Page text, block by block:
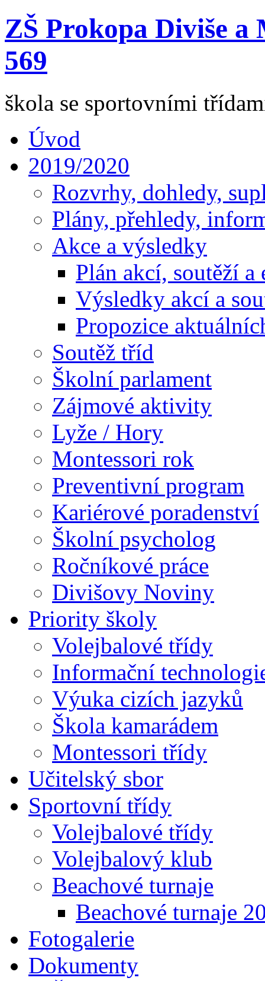
ZŠ Prokopa Diviše
569
škola se sportovními
Úvod
2019/2020
Rozvrhy, dohledy,
Plány, přehledy,
Akce a výsledky
Plán akcí, soutěží a
Výsledky akcí a
Propozice
Soutěž tříd
Školní parlament
Zájmové aktivity
Lyže / Hory
Montessori rok
Preventivní program
Kariérové poradenství
Školní psycholog
Ročníkové práce
Divišovy Noviny
Priority školy
Volejbalové třídy
Informační
Výuka cizích jazyků
Škola kamarádem
Montessori třídy
Učitelský sbor
Sportovní třídy
Volejbalové třídy
Volejbalový klub
Beachové turnaje
Beachové turnaje
Fotogalerie
Dokumenty